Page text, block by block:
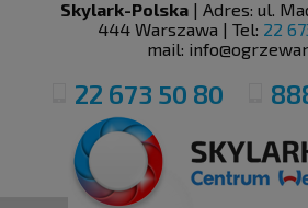
Skylark-Polska | Adres: ul.
444 Warszawa | Tel: 22
mail:
22 673 50 80